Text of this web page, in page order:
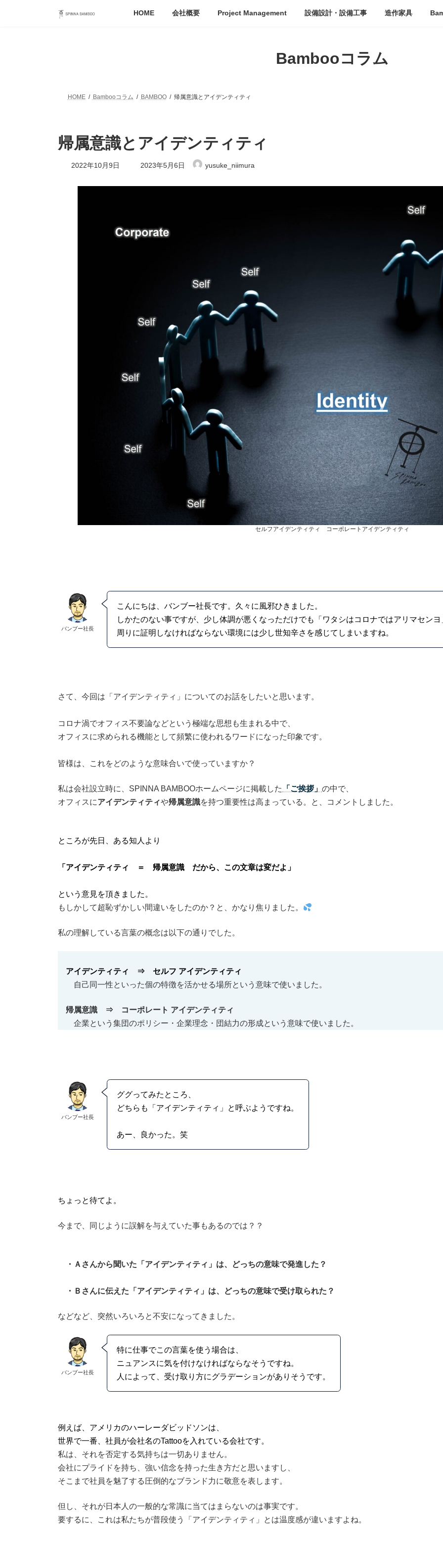
HOME 会社概要 Project Management 設備設計・設備工事 造作家具
Bambooコラム
HOME Bambooコラム BAMBOO 帰属意識とアイデンティティ
帰属意識とアイデンティティ
2022年10月9日
最
終
新
2023年5月6日 yusuke_niimura
セルフアイデンティティ コーポレートアイデンティティ
バンブー社長
こんにちは、バンブー社長です。久々に風邪ひきました。
しかたのない事ですが、少し体調が悪くなっただけでも「ワタシはコロナではアリマセン
周りに証明しなければならない環境には少し世知辛さを感じてしまいますね。
さて、今回は「アイデンティティ」についてのお話をしたいと思います。
コロナ渦でオフィス不要論などという極端な思想も生まれる中で、
オフィスに求められる機能として頻繁に使われるワードになった印象です。
皆様は、これをどのような意味合いで使っていますか？
私は会社設立時に、SPINNA BAMBOOホームページに掲載した 「ご挨拶」 の中で、
オフィスにアイデンティティや帰属意識を持つ重要性は高まっている。と、コメントしました。
ところが先日、ある知人より
「アイデンティティ ＝ 帰属意識 だから、この文章は変だよ」
という意見を頂きました。
もしかして超恥ずかしい間違いをしたのか？と、かなり焦りました。
私の理解している言葉の概念は以下の通りでした。
アイデンティティ ⇒ セルフ アイデンティティ
自己同一性といった個の特徴を活かせる場所という意味で使いました。
帰属意識 ⇒ コーポレート アイデンティティ
企業という集団のポリシー・企業理念・団結力の形成という意味で使いました。
バンブー社長
ググってみたところ、
どちらも「アイデンティティ」と呼ぶようですね。
あー、良かった。笑
ちょっと待てよ。
今まで、同じように誤解を与えていた事もあるのでは？？
・Ａさんから聞いた「アイデンティティ」は、どっちの意味で発進した？
・Ｂさんに伝えた「アイデンティティ」は、どっちの意味で受け取られた？
などなど、突然いろいろと不安になってきました。
バンブー社長
特に仕事でこの言葉を使う場合は、
ニュアンスに気を付けなければならなそうですね。
人によって、受け取り方にグラデーションがありそうです。
例えば、アメリカのハーレーダビッドソンは、
世界で一番、社員が会社名のTattooを入れている会社です。
私は、それを否定する気持ちは一切ありません。
会社にプライドを持ち、強い信念を持った生き方だと思いますし、
そこまで社員を魅了する圧倒的なブランド力に敬意を表します。
但し、それが日本人の一般的な常識に当てはまらないのは事実です。
要するに、これは私たちが普段使う「アイデンティティ」とは温度感が違いますよね。